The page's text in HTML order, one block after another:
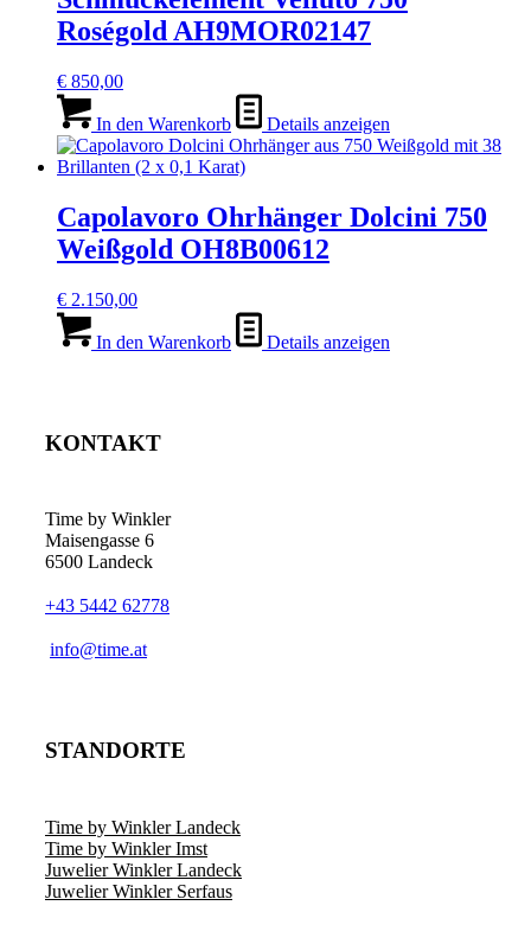
Roségold AH9MOR02147
€ 850,00
In den Warenkorb Details anzeigen
Capolavoro Ohrhänger Dolcini 750
Weißgold OH8B00612
€ 2.150,00
In den Warenkorb Details anzeigen
KONTAKT
Time by Winkler
Maisengasse 6
6500 Landeck
+43 5442 62778
­info@time.at
STANDORTE
Time by Winkler Landeck
Time by Winkler Imst
Juwelier Winkler Landeck
Juwelier Winkler Serfaus